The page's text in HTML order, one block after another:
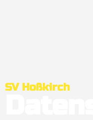
SV Hoßkirch